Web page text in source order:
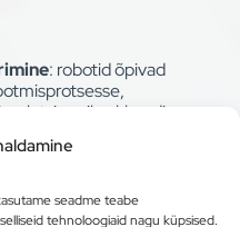
seadme teabe
tehnoloogiaid nagu küpsised.
: robotid õpivad
ja tehisnägemine